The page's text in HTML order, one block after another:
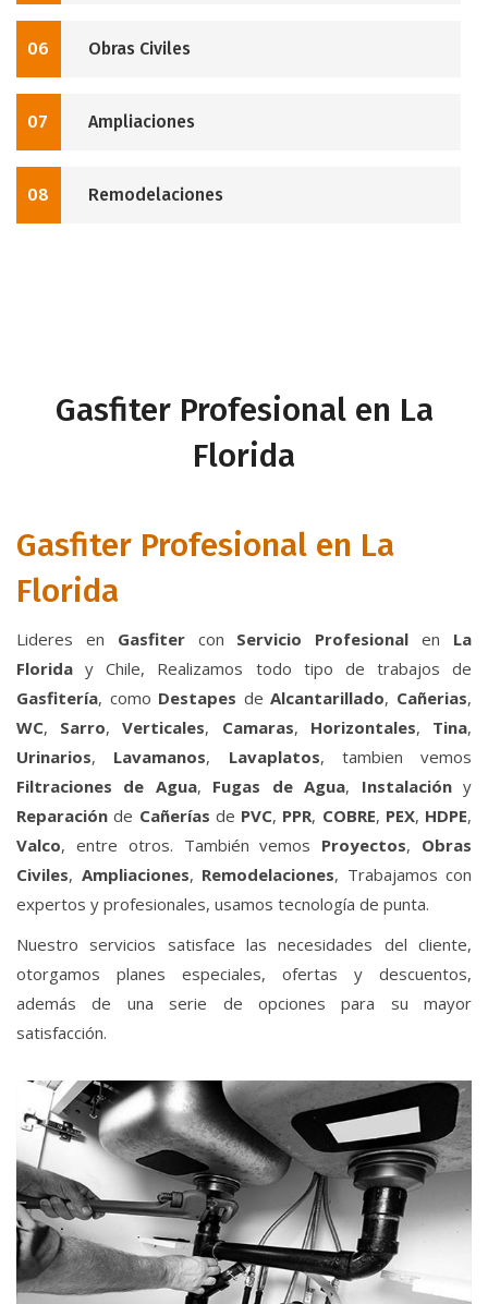
06 Obras Civiles
07 Ampliaciones
08 Remodelaciones
Gasfiter Profesional en La
Florida
Gasfiter Profesional en La
Florida
Lideres en Gasfitercon Servicio Profesional en La
Florida y Chile, Realizamos todo tipo de trabajos de
Gasfitería, como Destapes deAlcantarillado, Cañerias,
WC, Sarro,Verticales, Camaras, Horizontales, Tina,
Urinarios, Lavamanos, Lavaplatos, tambien vemos
Filtraciones de Agua, Fugas de Agua, Instalacióny
Reparación de Cañerías de PVC, PPR, COBRE, PEX, HDPE,
Valco, entre otros. También vemos Proyectos, Obras
Civiles, Ampliaciones, Remodelaciones, Trabajamos con
expertos y profesionales, usamos tecnología de punta.
Nuestro servicios satisface las necesidades del cliente,
otorgamos planes especiales, ofertas y descuentos,
además de una serie de opciones para su mayor
satisfacción.